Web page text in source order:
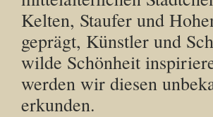
Kelten, Staufer und
geprägt, Künstler und
wilde Schönheit
werden wir diesen
erkunden.